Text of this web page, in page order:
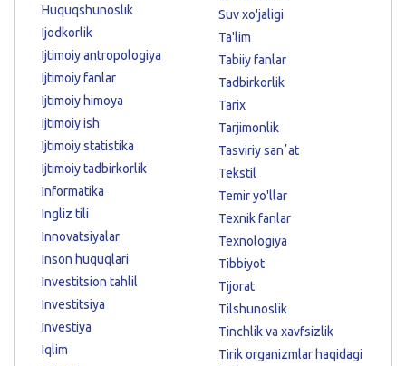
Huquqshunoslik
Ijodkorlik
Ijtimoiy antropologiya
Ijtimoiy fanlar
Ijtimoiy himoya
Ijtimoiy ish
Ijtimoiy statistika
Ijtimoiy tadbirkorlik
Informatika
Ingliz tili
Innovatsiyalar
Inson huquqlari
Investitsion tahlil
Investitsiya
Investiya
Iqlim
Suv xo'jaligi
Ta'lim
Tabiiy fanlar
Tadbirkorlik
Tarix
Tarjimonlik
Tasviriy sanʼat
Tekstil
Temir yo'llar
Texnik fanlar
Texnologiya
Tibbiyot
Tijorat
Tilshunoslik
Tinchlik va xavfsizlik
Tirik organizmlar haqidagi